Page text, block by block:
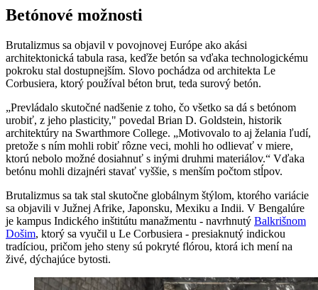
Betónové možnosti
Brutalizmus sa objavil v povojnovej Európe ako akási
architektonická tabula rasa, keďže betón sa vďaka technologickému
pokroku stal dostupnejším. Slovo pochádza od architekta Le
Corbusiera, ktorý používal béton brut, teda surový betón.
„Prevládalo skutočné nadšenie z toho, čo všetko sa dá s betónom
urobiť, z jeho plasticity," povedal Brian D. Goldstein, historik
architektúry na Swarthmore College. „Motivovalo to aj želania ľudí,
pretože s ním mohli robiť rôzne veci, mohli ho odlievať v miere,
ktorú nebolo možné dosiahnuť s inými druhmi materiálov.“ Vďaka
betónu mohli dizajnéri stavať vyššie, s menším počtom stĺpov.
Brutalizmus sa tak stal skutočne globálnym štýlom, ktorého variácie
sa objavili v Južnej Afrike, Japonsku, Mexiku a Indii. V Bengalúre
je kampus Indického inštitútu manažmentu - navrhnutý Balkrišnom
Došim, ktorý sa vyučil u Le Corbusiera - presiaknutý indickou
tradíciou, pričom jeho steny sú pokryté flórou, ktorá ich mení na
živé, dýchajúce bytosti.